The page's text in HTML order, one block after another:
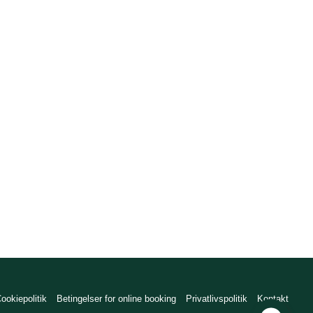
Betingelser for online booking Privatlivspolitik Kontakt